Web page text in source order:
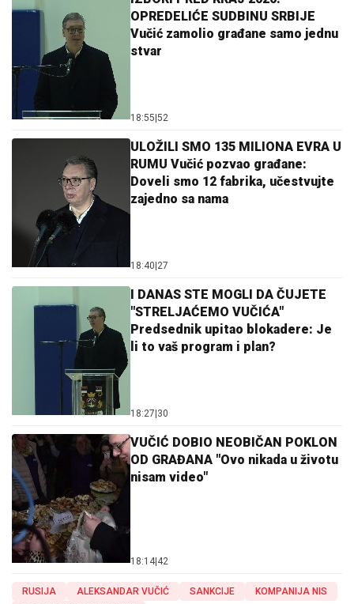
OPREDELIĆE SUDBINU SRBIJE
Vučić zamolio građane samo jednu
stvar
18:55 52
ULOŽILI SMO 135 MILIONA EVRA U
RUMU Vučić pozvao građane:
Doveli smo 12 fabrika, učestvujte
zajedno sa nama
18:40 27
I DANAS STE MOGLI DA ČUJETE
"STRELJAĆEMO VUČIĆA"
Predsednik upitao blokadere: Je
li to vaš program i plan?
18:27 30
VUČIĆ DOBIO NEOBIČAN POKLON
OD GRAĐANA "Ovo nikada u životu
nisam video"
18:14 42
RUSIJA ALEKSANDAR VUČIĆ SANKCIJE
KOMPANIJA NIS